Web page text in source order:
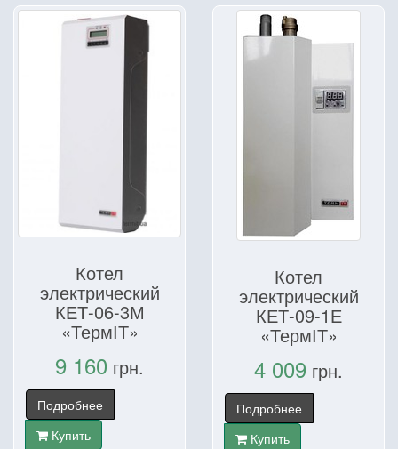
Котел
электрический
КЕТ-06-3М
«ТермІТ»
9 160 грн.
Подробнее
Купить
Котел
электрический
КЕТ-09-1Е
«ТермІТ»
4 009 грн.
Подробнее
Купить